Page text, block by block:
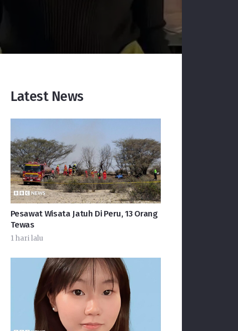
Latest News
Pesawat Wisata Jatuh Di Peru, 13 Orang
Tewas
1 hari lalu